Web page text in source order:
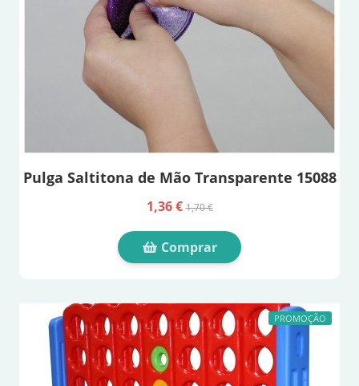
Pulga Saltitona de Mão Transparente 15088
1,36 €1,70 €
Comprar
PROMOÇÃO